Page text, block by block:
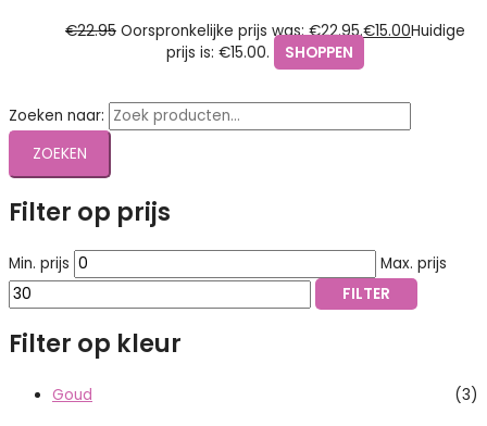
€22.95 Oorspronkelijke prijs was: €22.95.€15.00Huidige
prijs is: €15.00.
SHOPPEN
Zoeken naar:
ZOEKEN
Filter op prijs
Min. prijs
Max. prijs
FILTER
Filter op kleur
Goud (3)